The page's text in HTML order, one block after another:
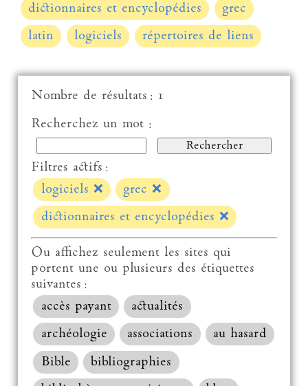
dictionnaires et encyclopédies
grec
latin
logiciels répertoires de liens
Nombre de résultats : 1
Recherchez un mot :
Filtres actifs :
logiciels ❌ grec❌
dictionnaires et encyclopédies ❌
Ou affichez seulement les sites qui
portent une ou plusieurs des étiquettes
suivantes :
accès payant
actualités
archéologie
associations
au hasard
Bible
bibliographies